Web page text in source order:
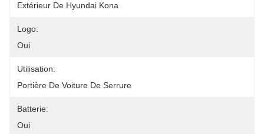
Extérieur De Hyundai Kona
Logo:
Oui
Utilisation:
Portière De Voiture De Serrure
Batterie:
Oui